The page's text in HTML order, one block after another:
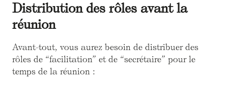
Distribution des rôles avant la
réunion
Avant-tout, vous aurez besoin de distribuer des
rôles de “facilitation” et de “secrétaire” pour le
temps de la réunion :